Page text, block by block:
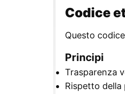
Codice
Questo
Principi
Trasparenza
Rispetto della